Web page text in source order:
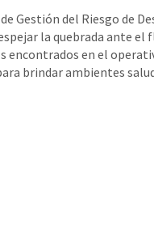
Gestión del Riesgo de
la quebrada ante el
encontrados en el
brindar ambientes